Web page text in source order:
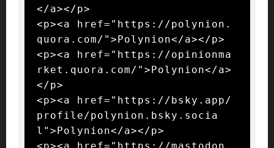
</a></p>
<p><a href="https://polynion.
quora.com/">Polynion</a></p>
<p><a href="https://opinionma
rket.quora.com/">Polynion</a>
</p>
<p><a href="https://bsky.app/
profile/polynion.bsky.socia
l">Polynion</a></p>